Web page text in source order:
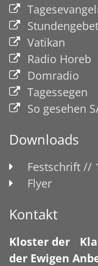
Stundengebet
Vatikan
Radio Horeb
Domradio
Tagessegen
So gesehen
Downloads
Festschrift //
Flyer
Kontakt
Kloster der
der Ewigen